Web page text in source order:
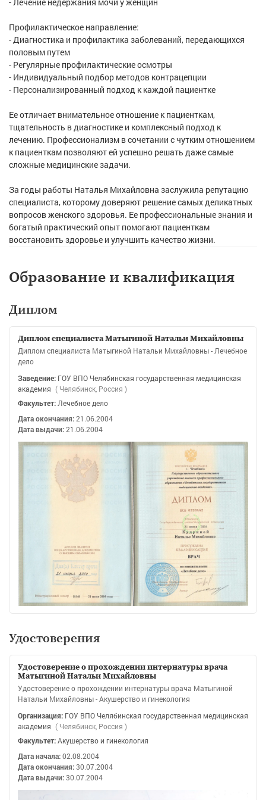
Профилактическое направление:
- Диагностика и профилактика заболеваний, передающихся
половым путем
- Регулярные профилактические осмотры
- Индивидуальный подбор методов контрацепции
- Персонализированный подход к каждой пациентке
Ее отличает внимательное отношение к пациенткам,
тщательность в диагностике и комплексный подход к
лечению. Профессионализм в сочетании с чутким отношением
к пациенткам позволяют ей успешно решать даже самые
сложные медицинские задачи.
За годы работы Наталья Михайловна заслужила репутацию
специалиста, которому доверяют решение самых деликатных
вопросов женского здоровья. Ее профессиональные знания и
богатый практический опыт помогают пациенткам
восстановить здоровье и улучшить качество жизни.
Образование и квалификация
Диплом
Диплом специалиста Матыгиной Натальи Михайловны
Диплом специалиста Матыгиной Натальи Михайловны - Лечебное
дело
Заведение: ГОУ ВПО Челябинская государственная медицинская
академия ( Челябинск, Россия )
Факультет: Лечебное дело
Дата окончания:21.06.2004
Дата выдачи:21.06.2004
Удостоверения
Удостоверение о прохождении интернатуры врача
Матыгиной Натальи Михайловны
Удостоверение о прохождении интернатуры врача Матыгиной
Натальи Михайловны - Акушерство и гинекология
Организация: ГОУ ВПО Челябинская государственная медицинская
академия ( Челябинск, Россия )
Факультет:Акушерство и гинекология
Дата начала:02.08.2004
Дата окончания:30.07.2004
Дата выдачи:30.07.2004